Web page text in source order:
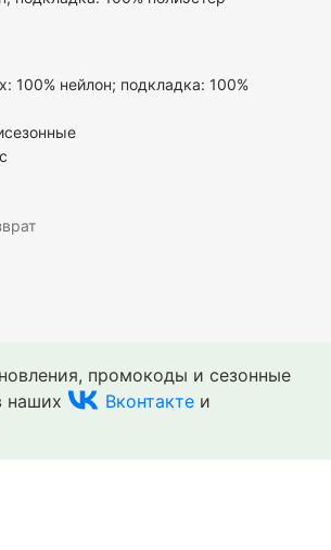
100% нейлон; подкладка: 100%
промокоды и сезонные
наших
Вконтакте и